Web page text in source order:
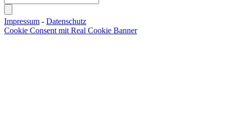
Impressum - Datenschutz
Cookie Consent mit Real Cookie Banner